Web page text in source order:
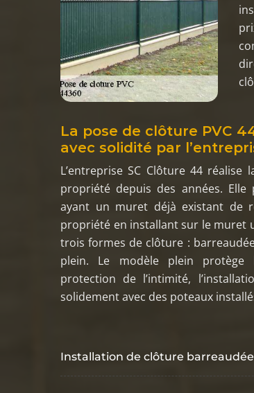
La pose de clôture PVC
avec solidité par
L’entreprise SC Clôture 44
propriété depuis des années.
ayant un muret déjà existant de
propriété en installant sur le muret
trois formes de clôture :
plein. Le modèle plein protège
protection de l’intimité,
solidement avec des poteaux
Installation de clôture